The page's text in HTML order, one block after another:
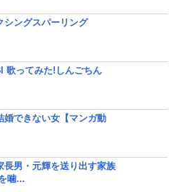
シングスパーリング
歌ってみた!しんごちん
婚できない女【マンガ動
長男・元輝を送り出す家族
噛...